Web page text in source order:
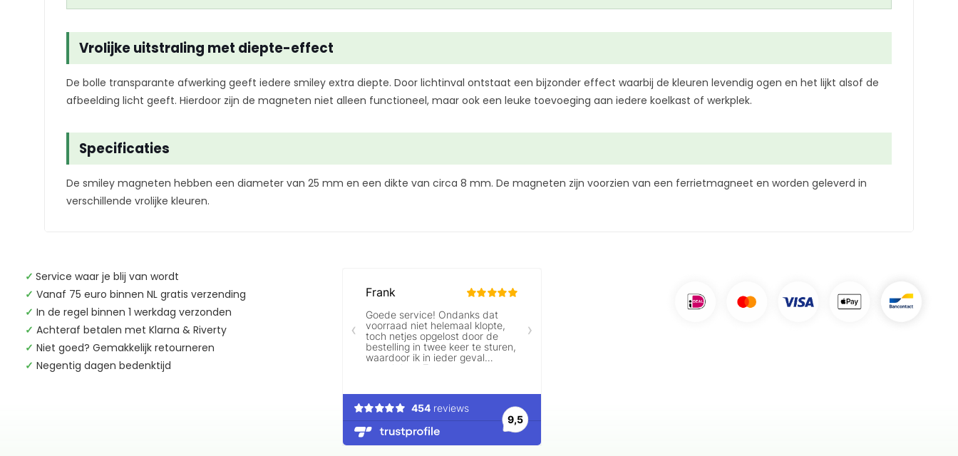
Vrolijke uitstraling met diepte-effect
De bolle transparante afwerking geeft iedere smiley extra diepte. Door lichtinval ontstaat een bijzonder effect waarbij de kleuren levendig ogen en het lijkt alsof de
afbeelding licht geeft. Hierdoor zijn de magneten niet alleen functioneel, maar ook een leuke toevoeging aan iedere koelkast of werkplek.
Specificaties
De smiley magneten hebben een diameter van 25 mm en een dikte van circa 8 mm. De magneten zijn voorzien van een ferrietmagneet en worden geleverd in
verschillende vrolijke kleuren.
✓ Service waar je blij van wordt
✓ Vanaf 75 euro binnen NL gratis verzending
✓ In de regel binnen 1 werkdag verzonden
✓ Achteraf betalen met Klarna & Riverty
✓ Niet goed? Gemakkelijk retourneren
✓ Negentig dagen bedenktijd